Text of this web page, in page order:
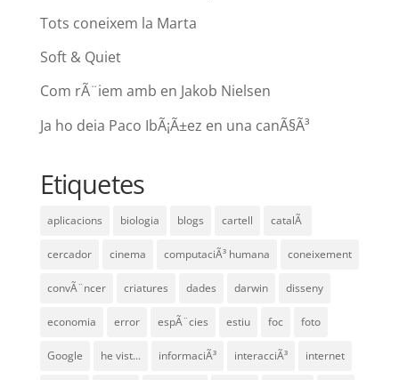
Tots coneixem la Marta
Soft & Quiet
Com rÃ¨iem amb en Jakob Nielsen
Ja ho deia Paco IbÃ¡Ã±ez en una canÃ§Ã³
Etiquetes
aplicacions biologia blogs cartell catalÃ
cercador cinema computaciÃ³ humana coneixement
convÃ¨ncer criatures dades darwin disseny
economia error espÃ¨cies estiu foc foto
Google he vist... informaciÃ³ interacciÃ³ internet